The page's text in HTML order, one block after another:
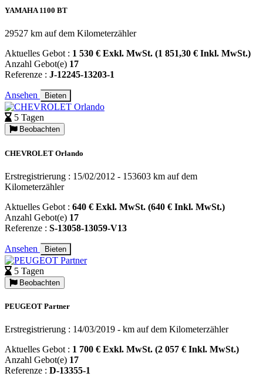
YAMAHA 1100 BT
29527 km auf dem Kilometerzähler
Aktuelles Gebot : 1 530 € Exkl. MwSt. (1 851,30 € Inkl. MwSt.)
Anzahl Gebot(e) 17
Referenze : J-12245-13203-1
Ansehen Bieten
5 Tagen
Beobachten
CHEVROLET Orlando
Erstregistrierung : 15/02/2012 - 153603 km auf dem
Kilometerzähler
Aktuelles Gebot : 640 € Exkl. MwSt. (640 € Inkl. MwSt.)
Anzahl Gebot(e) 17
Referenze : S-13058-13059-V13
Ansehen Bieten
5 Tagen
Beobachten
PEUGEOT Partner
Erstregistrierung : 14/03/2019 - km auf dem Kilometerzähler
Aktuelles Gebot : 1 700 € Exkl. MwSt. (2 057 € Inkl. MwSt.)
Anzahl Gebot(e) 17
Referenze : D-13355-1